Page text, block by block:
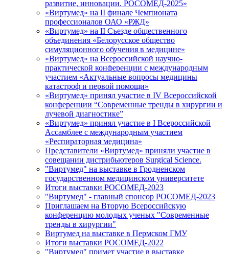
развитие, инновации. РОСОМЕД-2025»
«Виртумед» на II финале Чемпионата
профессионалов ОАО «РЖД»
«Виртумед» на II Съезде общественного
объединения «Белорусское общество
симуляционного обучения в медицине»
«Виртумед» на Всероссийской научно-
практической конференции с международным
участием «Актуальные вопросы медицины
катастроф и первой помощи»
«Виртумед» принял участие в IV Всероссийской
конференции “Современные тренды в хирургии и
лучевой диагностике”
«Виртумед» принял участие в І Всероссийской
Ассамблее с международным участием
«Респираторная медицина»
Представители «Виртумед» приняли участие в
совещании дистрибьютеров Surgical Science.
"Виртумед" на выставке в Гродненском
государственном медицинском университете
Итоги выставки РОСОМЕД-2023
"Виртумед" - главный спонсор РОСОМЕД-2023
Приглашаем на Вторую Всероссийскую
конференцию молодых ученых "Современные
тренды в хирургии"
Виртумед на выставке в Пермском ГМУ
Итоги выставки РОСОМЕД-2022
"Виртумед" примет участие в выставке